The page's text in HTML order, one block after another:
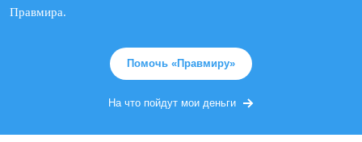
Правмира.
Помочь «Правмиру»
На что пойдут мои деньги